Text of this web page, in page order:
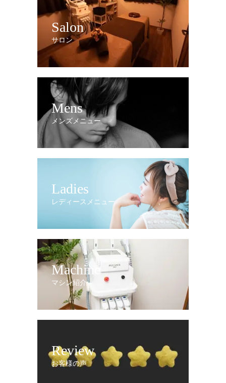
Salon
サロン
Mens
メンズメニュー
Ladies
レディースメニュー
Machine
マシン紹介
Review
お客様の声